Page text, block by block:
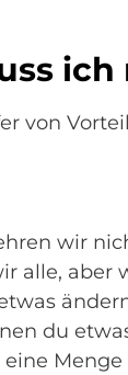
von
wir
alle,
du